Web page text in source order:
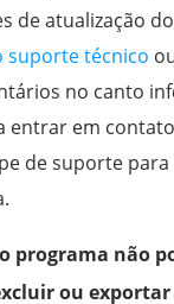
de atualização do
suporte técnico
no canto
entrar em
de suporte
programa não
ou